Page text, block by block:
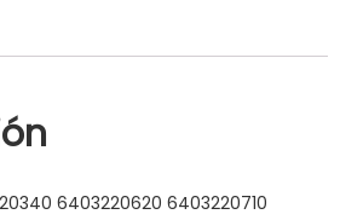
6403220620 6403220710